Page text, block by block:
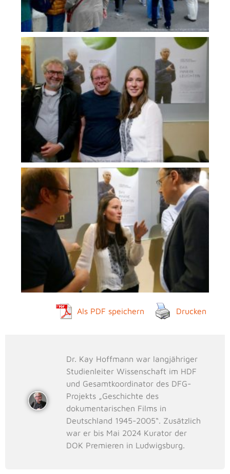
Als PDF speichern Drucken
Dr. Kay Hoffmann war langjähriger
Studienleiter Wissenschaft im HDF
und Gesamtkoordinator des DFG-
Projekts „Geschichte des
dokumentarischen Films in
Deutschland 1945-2005“. Zusätzlich
war er bis Mai 2024 Kurator der
DOK Premieren in Ludwigsburg.